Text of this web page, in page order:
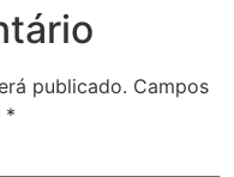
publicado. Campos
*